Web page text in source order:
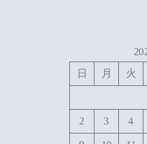
日
月 火
2 3 4